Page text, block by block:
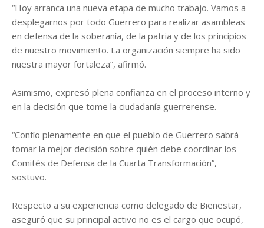
“Hoy arranca una nueva etapa de mucho trabajo. Vamos a
desplegarnos por todo Guerrero para realizar asambleas
en defensa de la soberanía, de la patria y de los principios
de nuestro movimiento. La organización siempre ha sido
nuestra mayor fortaleza”, afirmó.
Asimismo, expresó plena confianza en el proceso interno y
en la decisión que tome la ciudadanía guerrerense.
“Confío plenamente en que el pueblo de Guerrero sabrá
tomar la mejor decisión sobre quién debe coordinar los
Comités de Defensa de la Cuarta Transformación”,
sostuvo.
Respecto a su experiencia como delegado de Bienestar,
aseguró que su principal activo no es el cargo que ocupó,